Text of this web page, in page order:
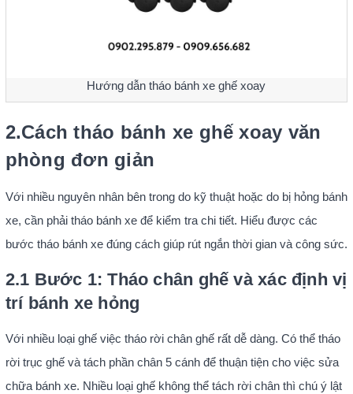
Hướng dẫn tháo bánh xe ghế xoay
2.Cách tháo bánh xe ghế xoay văn
phòng đơn giản
Với nhiều nguyên nhân bên trong do kỹ thuật hoặc do bị hỏng bánh
xe, cần phải tháo bánh xe để kiểm tra chi tiết. Hiểu được các
bước tháo bánh xe đúng cách giúp rút ngắn thời gian và công sức.
2.1 Bước 1: Tháo chân ghế và xác định vị
trí bánh xe hỏng
Với nhiều loại ghế việc tháo rời chân ghế rất dễ dàng. Có thể tháo
rời trục ghế và tách phần chân 5 cánh để thuận tiện cho việc sửa
chữa bánh xe. Nhiều loại ghế không thể tách rời chân thì chú ý lật